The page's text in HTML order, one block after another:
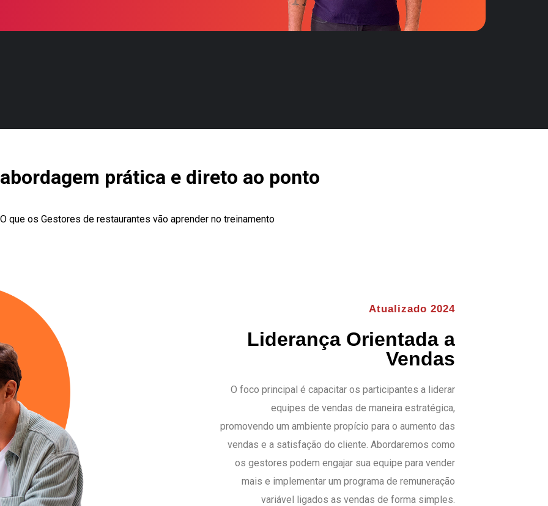
prática e direto ao ponto
O que os Gestores de restaurantes vão aprender no treinamento
Atualizado 2024
Liderança Orientada a
Vendas
O foco principal é capacitar os participantes a liderar
equipes de vendas de maneira estratégica,
promovendo um ambiente propício para o aumento das
vendas e a satisfação do cliente. Abordaremos como
os gestores podem engajar sua equipe para vender
mais e implementar um programa de remuneração
variável ligados as vendas de forma simples.